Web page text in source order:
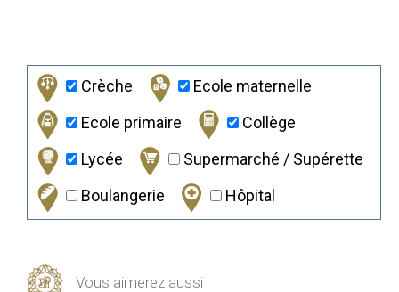
Crèche
Ecole maternelle
Ecole primaire
Collège
Lycée
Supermarché / Supérette
Boulangerie
Hôpital
Vous aimerez aussi